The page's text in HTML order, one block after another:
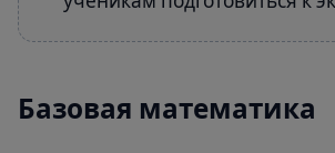
Базовая математика